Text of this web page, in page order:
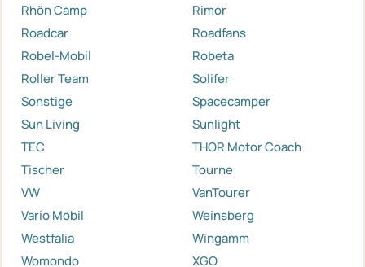
Rhön Camp
Rimor
Roadcar
Roadfans
Robel-Mobil
Robeta
Roller Team
Solifer
Sonstige
Spacecamper
Sun Living
Sunlight
TEC
THOR Motor Coach
Tischer
Tourne
VW
VanTourer
Vario Mobil
Weinsberg
Westfalia
Wingamm
Womondo
XGO